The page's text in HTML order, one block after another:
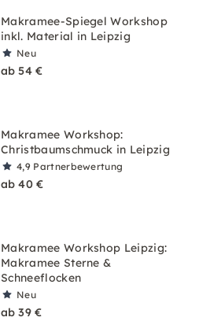
Makramee-Spiegel Workshop
inkl. Material in Leipzig
Neu
ab 54 €
Makramee Workshop:
Christbaumschmuck in Leipzig
4,9 Partnerbewertung
ab 40 €
Makramee Workshop Leipzig:
Makramee Sterne &
Schneeflocken
Neu
ab 39 €